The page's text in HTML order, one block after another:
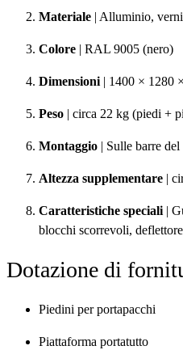
Materiale | Alluminio,
Colore | RAL 9005 (nero)
Dimensioni | 1400 × 1280
Peso | circa 22 kg (piedi +
Montaggio | Sulle barre
Altezza supplementare |
Caratteristiche speciali |
blocchi scorrevoli,
Dotazione di
Piedini per portapacchi
Piattaforma portatutto